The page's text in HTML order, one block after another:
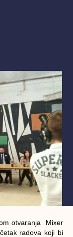
otvaranja Mixer
radova koji bi